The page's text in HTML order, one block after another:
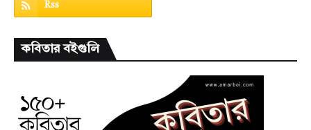
কবিতার বইগুলি